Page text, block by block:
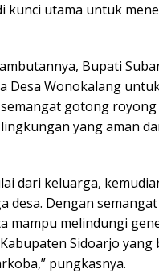
kunci utama untuk
Bupati
Desa Wonokalang
gotong royong
yang aman
dari keluarga,
desa. Dengan
mampu melindungi
Sidoarjo yang
pungkasnya.